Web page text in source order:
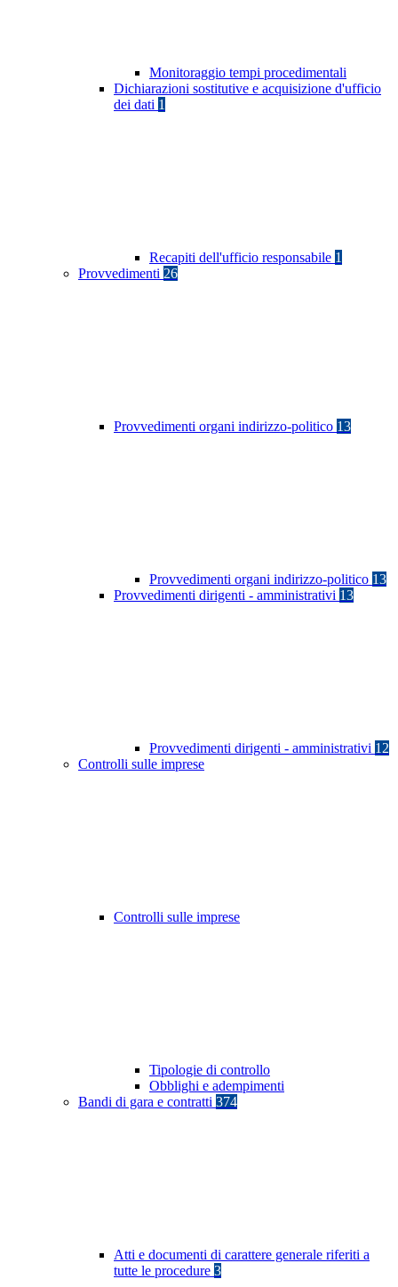
Monitoraggio tempi procedimentali
Dichiarazioni sostitutive e acquisizione d'ufficio
dei dati 1
Recapiti dell'ufficio responsabile 1
Provvedimenti 26
Provvedimenti organi indirizzo-politico 13
Provvedimenti organi indirizzo-politico 13
Provvedimenti dirigenti - amministrativi 13
Provvedimenti dirigenti - amministrativi 12
Controlli sulle imprese
Controlli sulle imprese
Tipologie di controllo
Obblighi e adempimenti
Bandi di gara e contratti 374
Atti e documenti di carattere generale riferiti a
tutte le procedure 3